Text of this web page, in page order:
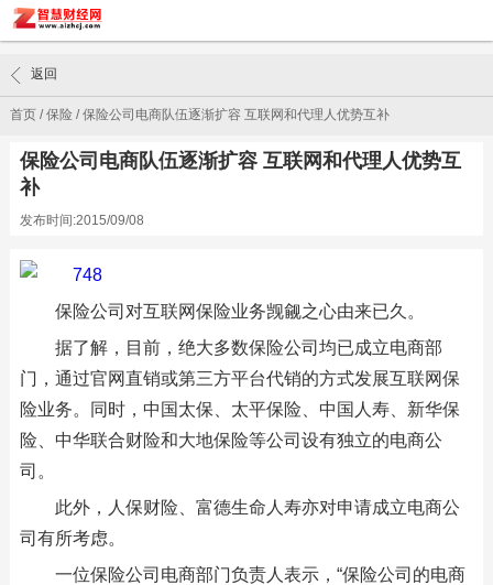
首页/保险/保险公司电商队伍逐渐扩容 互联网和代理人优势互补
返回
保险公司电商队伍逐渐扩容 互联网和代理人优势互
补
发布时间:2015/09/08
保险公司对互联网保险业务觊觎之心由来已久。
据了解，目前，绝大多数保险公司均已成立电商部
门，通过官网直销或第三方平台代销的方式发展互联网保
险业务。同时，中国太保、太平保险、中国人寿、新华保
险、中华联合财险和大地保险等公司设有独立的电商公
司。
此外，人保财险、富德生命人寿亦对申请成立电商公
司有所考虑。
一位保险公司电商部门负责人表示，“保险公司的电商